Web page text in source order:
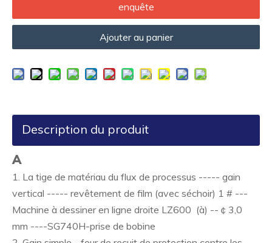
enquête
Ajouter au panier
Description du produit
A
1. La tige de matériau du flux de processus ----- gain
vertical ----- revêtement de film (avec séchoir) 1 # ---
Machine à dessiner en ligne droite LZ600 (à) --￠3,0
mm ----SG740H-prise de bobine